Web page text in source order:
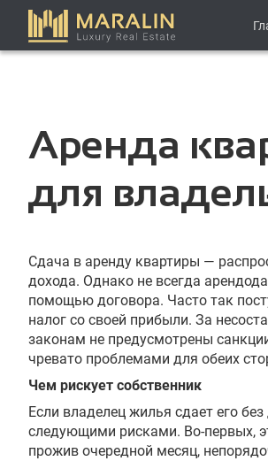
Аренда
для
Сдача в аренду квартиры —
дохода. Однако не всегда
помощью договора. Часто так
налог со своей прибыли. За
законам не предусмотрены
чревато проблемами для обеих
Чем рискует собственник
Если владелец жилья сдает его
следующими рисками. Во-первых,
прожив очередной месяц,